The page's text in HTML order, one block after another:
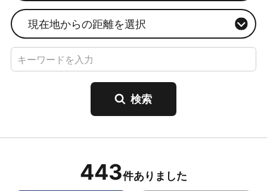
現在地からの距離を選択
443件ありました